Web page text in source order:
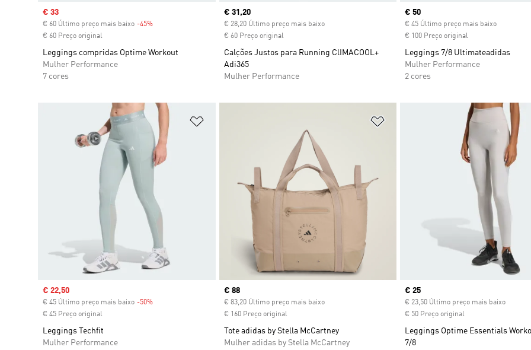
Sale price
€ 33
€ 60 Último preço mais baixo -45%
€ 60 Preço original
Leggings compridas Optime Workout
Mulher Performance
7 cores
Current price
€ 31,20
€ 28,20 Último preço mais baixo
€ 60 Preço original
Calções Justos para Running ClIMACOOL+
Adi365
Mulher Performance
Current price
€ 50
€ 45 Último preço mais baixo
€ 100 Preço original
Leggings 7/8 Ultimateadidas
Mulher Performance
2 cores
Sale price
€ 22,50
€ 45 Último preço mais baixo -50%
€ 45 Preço original
Leggings Techfit
Mulher Performance
Adicionar à Lista de Desejos
Current price
€ 88
€ 83,20 Último preço mais baixo
€ 160 Preço original
Tote adidas by Stella McCartney
Mulher adidas by Stella McCartney
Current price
€ 25
€ 23,50 Último preço mais baixo
€ 50 Preço original
Leggings Optime Essentials
7/8